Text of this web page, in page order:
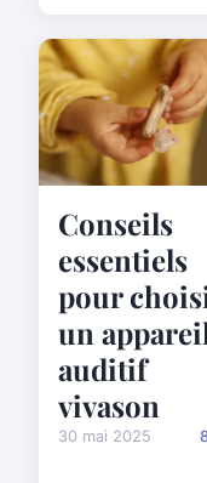
Conseils
essentiels
pour
un
auditif
vivason
30 mai 2025